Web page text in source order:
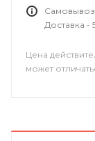
Доставка -
Цена
может